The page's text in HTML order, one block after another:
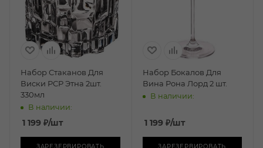
Набор Стаканов Для
Виски РСР Этна 2шт.
330мл
В наличии:
1 199 ₽/шт
ЗАРЕЗЕРВИРОВАТЬ
Набор Бокалов Для
Вина Рона Лорд 2 шт.
В наличии:
1 199₽/шт
ЗАРЕЗЕРВИРОВАТЬ